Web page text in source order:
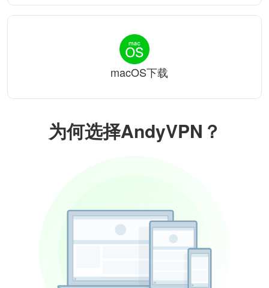
为何选择AndyVPN？
macOS下载